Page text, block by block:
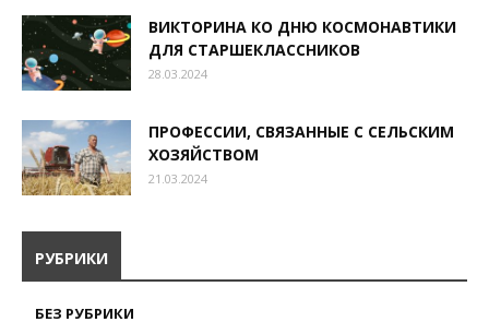
ВИКТОРИНА КО ДНЮ КОСМОНАВТИКИ
ДЛЯ СТАРШЕКЛАССНИКОВ
28.03.2024
ПРОФЕССИИ, СВЯЗАННЫЕ С СЕЛЬСКИМ
ХОЗЯЙСТВОМ
21.03.2024
РУБРИКИ
БЕЗ РУБРИКИ